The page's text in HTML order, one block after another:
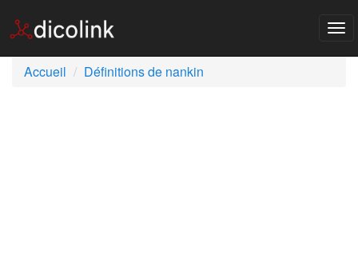
Accueil
Définitions de nankin